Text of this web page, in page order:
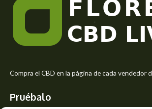
s
e
Compra el CBD en la página de cada vendedor
Pruébalo